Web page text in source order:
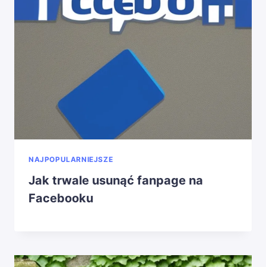
NAJPOPULARNIEJSZE
Jak trwale usunąć fanpage na
Facebooku